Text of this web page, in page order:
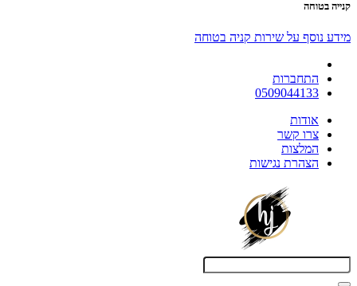
קנייה בטוחה
מידע נוסף על שירות קניה בטוחה
התחברות
0509044133
אודות
צרו קשר
המלצות
הצהרת נגישות